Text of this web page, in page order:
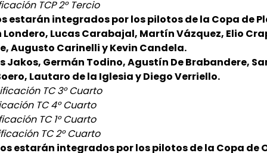
TCP 2° Tercio
estarán integrados por los pilotos de la Copa de
Londero, Lucas Carabajal, Martín Vázquez, Elio
Augusto Carinelli y Kevin Candela.
Jakos, Germán Todino, Agustín De Brabandere,
Lautaro de la Iglesia y Diego Verriello.
TC 3° Cuarto
TC 4° Cuarto
TC 1° Cuarto
TC 2° Cuarto
estarán integrados por los pilotos de la Copa de